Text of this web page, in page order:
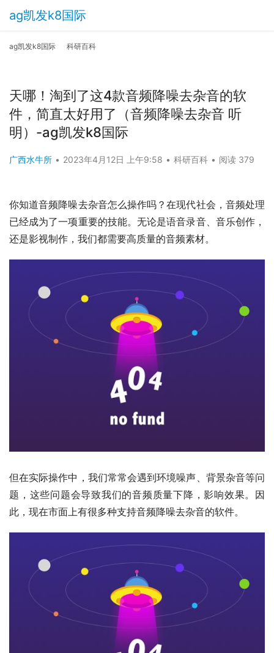
ag凯发k8国际
ag凯发k8国际 科研百科
天哪！淘到了这4款音频降噪去杂音的软
件，简直太好用了（音频降噪去杂音 听
明）-ag凯发k8国际
广西水牛所 • 2023年4月12日 上午9:58 • 科研百科 • 阅读 379
你知道音频降噪去杂音怎么操作吗？在现代社会，音频处理
已经成为了一项重要的技能。无论是语音录音、音乐创作，
还是影视制作，我们都需要高质量的音频素材。
但在实际操作中，我们常常会遇到环境噪声、背景杂音等问
题，这些问题会导致我们的音频质量下降，影响效果。因
此，现在市面上有很多种支持音频降噪去杂音的软件。